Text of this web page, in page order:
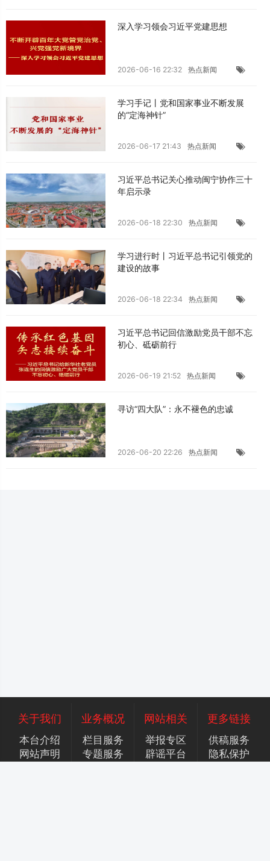
深入学习领会习近平党建思想
2026-06-16 22:32 热点新闻
学习手记丨党和国家事业不断发展
的“定海神针”
2026-06-17 21:43 热点新闻
习近平总书记关心推动闽宁协作三十
年启示录
2026-06-18 22:30 热点新闻
学习进行时丨习近平总书记引领党的
建设的故事
2026-06-18 22:34 热点新闻
习近平总书记回信激励党员干部不忘
初心、砥砺前行
2026-06-19 21:52 热点新闻
寻访“四大队”：永不褪色的忠诚
2026-06-20 22:26 热点新闻
关于我们
本台介绍
网站声明
业务概况
栏目服务
专题服务
网站相关
举报专区
辟谣平台
更多链接
供稿服务
隐私保护